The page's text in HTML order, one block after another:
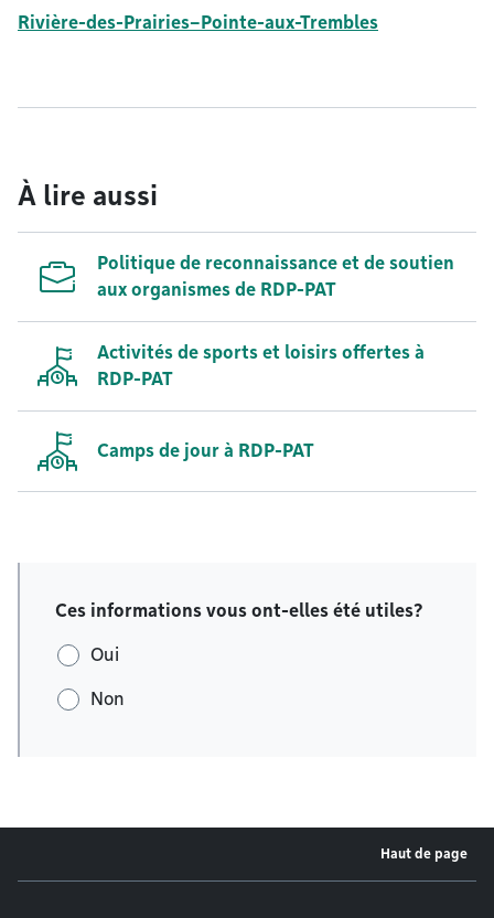
Rivière-des-Prairies–Pointe-aux-Trembles
À lire aussi
Politique de reconnaissance et de soutien
aux organismes de RDP-PAT
Activités de sports et loisirs offertes à
RDP-PAT
Camps de jour à RDP-PAT
Ces informations vous ont-elles été utiles?
Oui
Non
Haut de page